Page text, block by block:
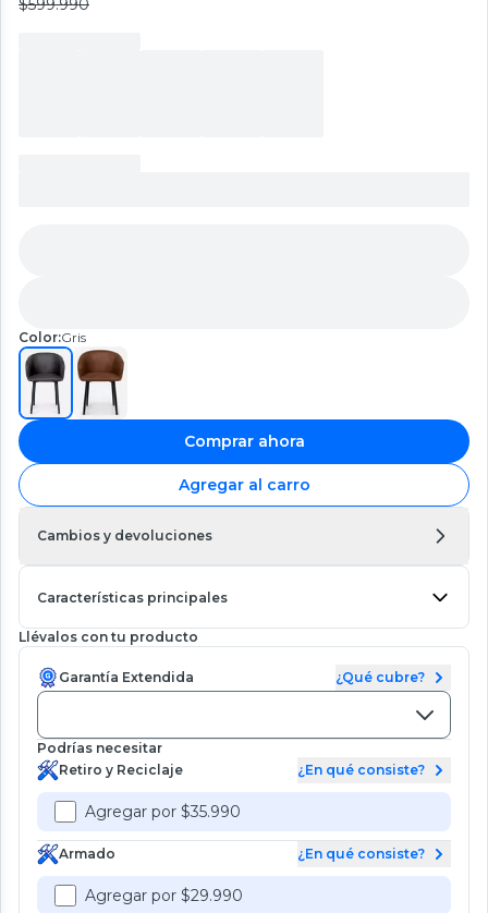
Color:Gris
Comprar ahora
Agregar al carro
Cambios y devoluciones
Características principales
Llévalos con tu producto
Garantía Extendida ¿Qué cubre?
Podrías necesitar
Retiro y Reciclaje
¿En qué consiste?
Agregar por $35.990
Armado ¿En qué consiste?
Agregar por $29.990